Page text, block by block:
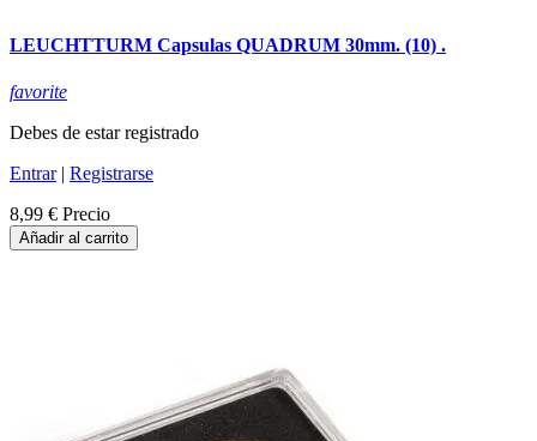
LEUCHTTURM Capsulas QUADRUM 30mm. (10) .
favorite
Debes de estar registrado
Entrar| Registrarse
8,99 € Precio
Añadir al carrito